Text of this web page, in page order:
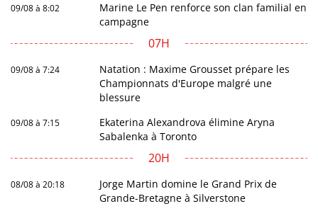
09/08 à 8:02
Marine Le Pen renforce son clan familial en
campagne
07H
09/08 à 7:24
Natation : Maxime Grousset prépare les
Championnats d'Europe malgré une
blessure
09/08 à 7:15
Ekaterina Alexandrova élimine Aryna
Sabalenka à Toronto
20H
08/08 à 20:18
Jorge Martin domine le Grand Prix de
Grande-Bretagne à Silverstone